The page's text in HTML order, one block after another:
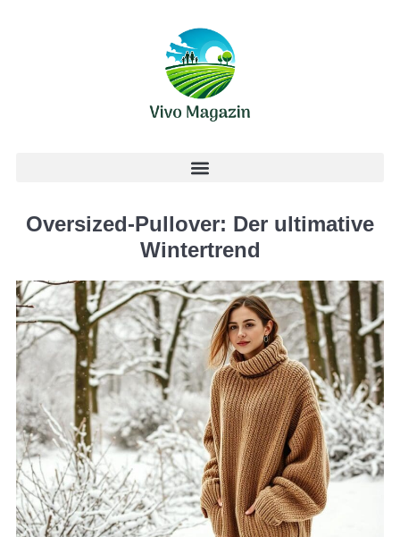
Oversized-Pullover: Der ultimative
Wintertrend